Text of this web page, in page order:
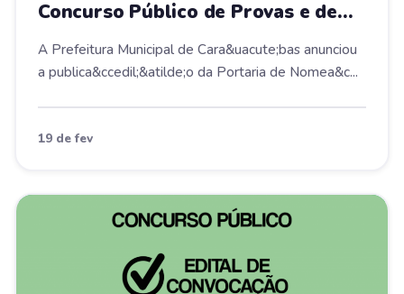
Concurso Público de Provas e de
A Prefeitura Municipal de Cara&uacute;bas anunciou
a publica&ccedil;&atilde;o da Portaria de Nomea&c...
19 de fev